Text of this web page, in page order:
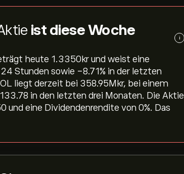
ist diese Woche
i
heute 1.3350‎kr‎ und weist eine
Stunden sowie ‎-8.71‎% in der letzten
liegt derzeit bei 358.95M‎kr‎, bei einem
in den letzten drei Monaten. Die Aktie
und eine Dividendenrendite von 0%. Das